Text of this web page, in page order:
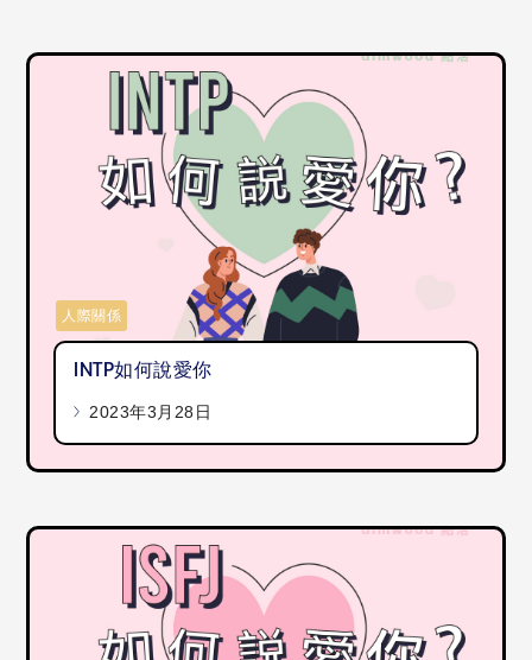
INTP如何說愛你
2023年3月28日
人際關係